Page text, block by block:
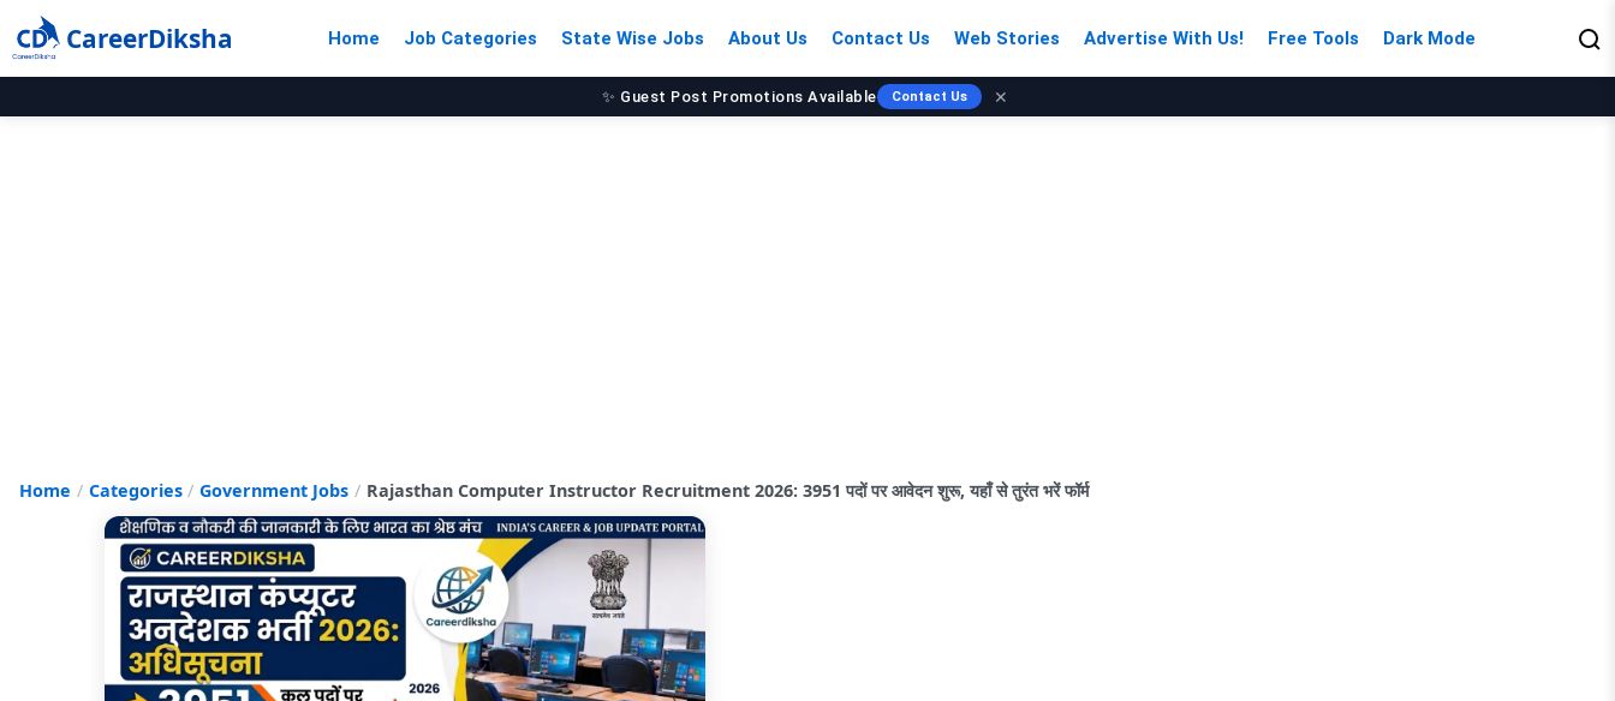
CareerDiksha Home Job Categories State Wise Jobs About Us Contact Us Web Stories Advertise With Us! Free Tools Dark Mode
✨ Guest Post Promotions Available Contact Us ✕
Home Categories Government Jobs Rajasthan Computer Instructor Recruitment 2026: 3951 पदों पर आवेदन शुरू, यहाँ से तुरंत भरें फॉर्म